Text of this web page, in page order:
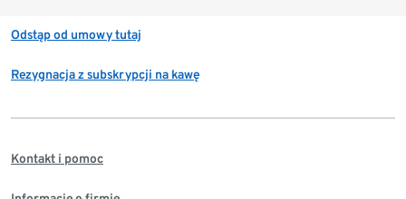
Odstąp od umowy tutaj
Rezygnacja z subskrypcji na kawę
Kontakt i pomoc